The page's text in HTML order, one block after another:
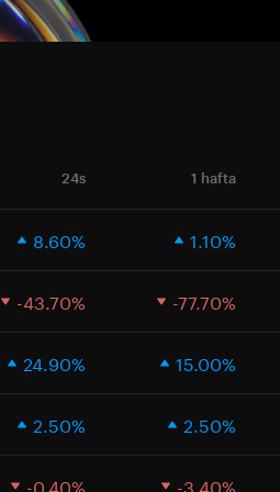
24s 1 hafta
8.60% 1.10%
-43.70% -77.70%
24.90% 15.00%
2.50% 2.50%
-0.40% -3.40%